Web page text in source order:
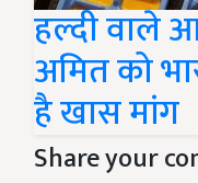
हल्दी वाले
अमित को
है खास मांग
Share your